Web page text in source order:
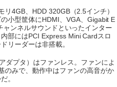
4GB、HDD 320GB（2.5インチ）
小型筐体にHDMI、VGA、Gigabit E
ンネルサウンドといったインター
部にはPCI Express Mini Cardスロ
リーダーは非搭載。
ダプタ）はファンレス。ファンによ
のみで、動作中はファンの高音がか
。